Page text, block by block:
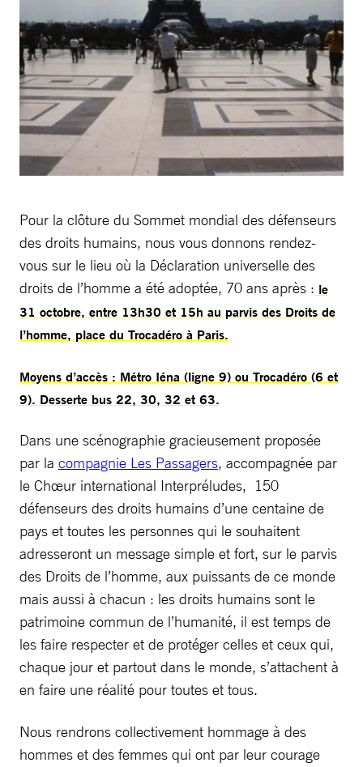
Pour la clôture du Sommet mondial des défenseurs
des droits humains, nous vous donnons rendez-
vous sur le lieu où la Déclaration universelle des
droits de l’homme a été adoptée, 70 ans après : le
31 octobre, entre 13h30 et 15h au parvis des Droits de
l’homme, place du Trocadéro à Paris.
Moyens d’accès : Métro Iéna (ligne 9) ou Trocadéro (6 et
9). Desserte bus 22, 30, 32 et 63.
Dans une scénographie gracieusement proposée
par la compagnie Les Passagers, accompagnée par
le Chœur international Interpréludes, 150
défenseurs des droits humains d’une centaine de
pays et toutes les personnes qui le souhaitent
adresseront un message simple et fort, sur le parvis
des Droits de l’homme, aux puissants de ce monde
mais aussi à chacun : les droits humains sont le
patrimoine commun de l’humanité, il est temps de
les faire respecter et de protéger celles et ceux qui,
chaque jour et partout dans le monde, s’attachent à
en faire une réalité pour toutes et tous.
Nous rendrons collectivement hommage à des
hommes et des femmes qui ont par leur courage